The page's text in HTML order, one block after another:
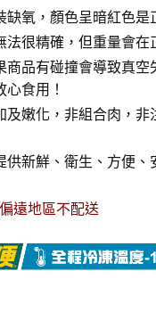
缺氧，顏色呈暗紅色是
法很精確，但重量會在
商品有碰撞會導致真空
食用！
及嫩化，非組合肉，非
供新鮮、衛生、方便、
遠地區不配送